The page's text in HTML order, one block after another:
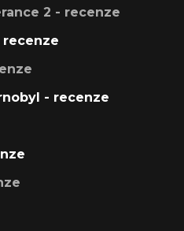
2 - recenze
recenze
- recenze